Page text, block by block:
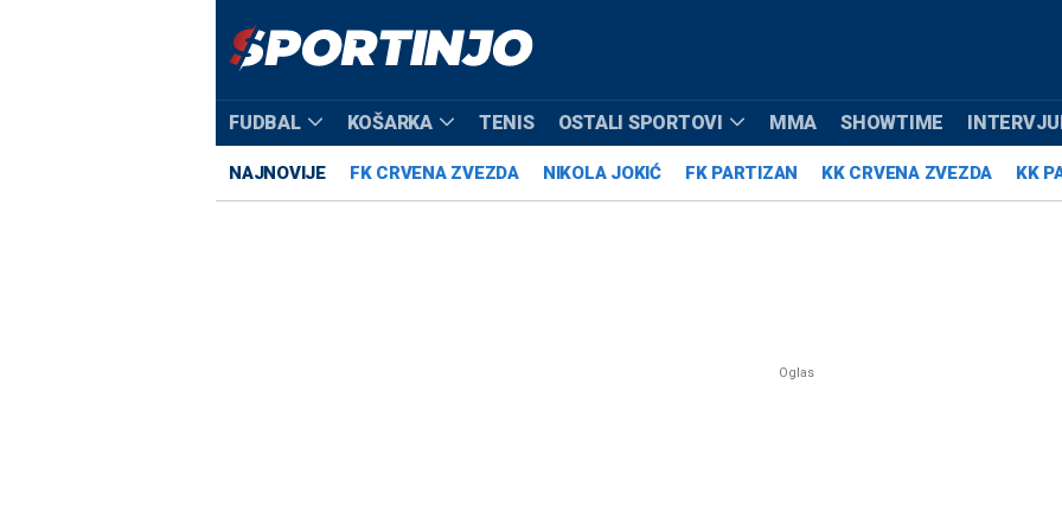
FUDBAL KOŠARKA TENIS OSTALI SPORTOVI MMA SHOWTIME
NAJNOVIJE FK CRVENA ZVEZDA NIKOLA JOKIĆ FK PARTIZAN KK CRVENA ZVEZDA KK